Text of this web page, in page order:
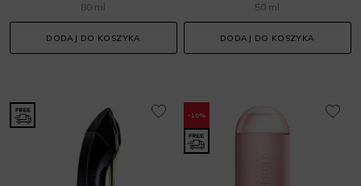
80 ml
DODAJ DO KOSZYKA
50 ml
DODAJ DO KOSZYKA
-10%